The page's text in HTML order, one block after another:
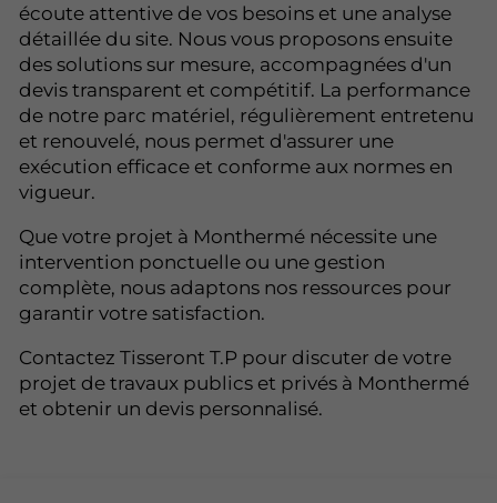
écoute attentive de vos besoins et une analyse
détaillée du site. Nous vous proposons ensuite
des solutions sur mesure, accompagnées d'un
devis transparent et compétitif. La performance
de notre parc matériel, régulièrement entretenu
et renouvelé, nous permet d'assurer une
exécution efficace et conforme aux normes en
vigueur.
Que votre projet à Monthermé nécessite une
intervention ponctuelle ou une gestion
complète, nous adaptons nos ressources pour
garantir votre satisfaction.
Contactez Tisseront T.P pour discuter de votre
projet de travaux publics et privés à Monthermé
et obtenir un devis personnalisé.